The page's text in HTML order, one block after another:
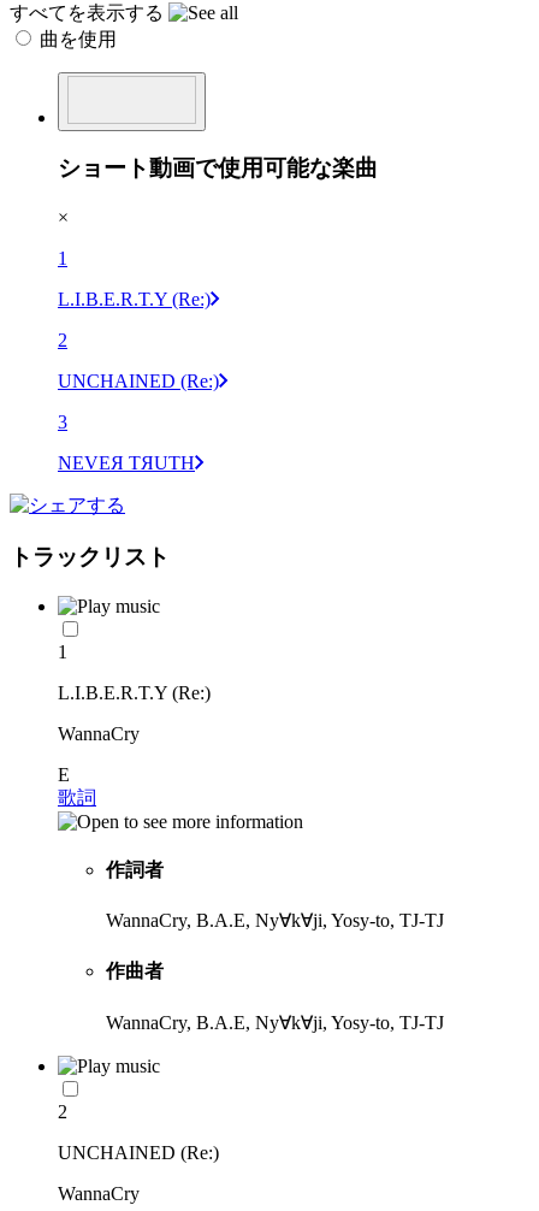
すべてを表示する
曲を使用
ショート動画で使用可能な楽曲
×
1
L.I.B.E.R.T.Y (Re:)
2
UNCHAINED (Re:)
3
NEVEЯ TЯUTH
トラックリスト
1
L.I.B.E.R.T.Y (Re:)
WannaCry
E
歌詞
作詞者
WannaCry, B.A.E, Ny∀k∀ji, Yosy-to, TJ-TJ
作曲者
WannaCry, B.A.E, Ny∀k∀ji, Yosy-to, TJ-TJ
2
UNCHAINED (Re:)
WannaCry